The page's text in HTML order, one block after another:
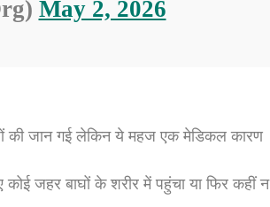
May 2, 2026
की जान गई लेकिन ये महज एक मेडिकल कारण
कोई जहर बाघों के शरीर में पहुंचा या फिर कहीं न